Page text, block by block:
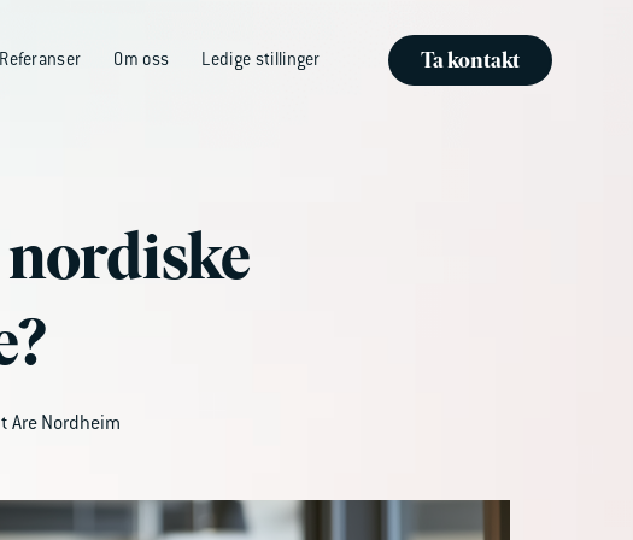
Referanser Om oss Ledige stillinger Ta kontakt
Are Nordheim